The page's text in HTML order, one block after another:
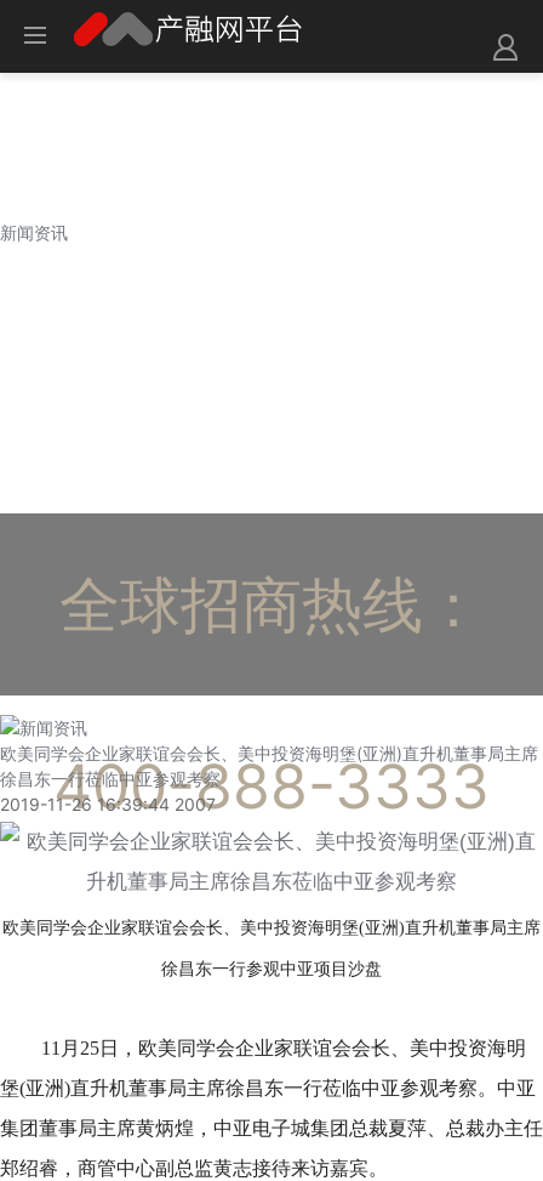
新闻资讯
全球招商热线：
400-888-3333
欧美同学会企业家联谊会会长、美中投资海明堡(亚洲)直升机董事局主席
徐昌东一行莅临中亚参观考察
2019-11-26 16:39:44 2007
欧美同学会企业家联谊会会长、美中投资海明堡(亚洲)直升机董事局主席
徐昌东一行参观中亚项目沙盘
11月25日，欧美同学会企业家联谊会会长、美中投资海明
堡(亚洲)直升机董事局主席徐昌东一行莅临中亚参观考察。中亚
集团董事局主席黄炳煌，中亚电子城集团总裁夏萍、总裁办主任
郑绍睿，商管中心副总监黄志接待来访嘉宾。